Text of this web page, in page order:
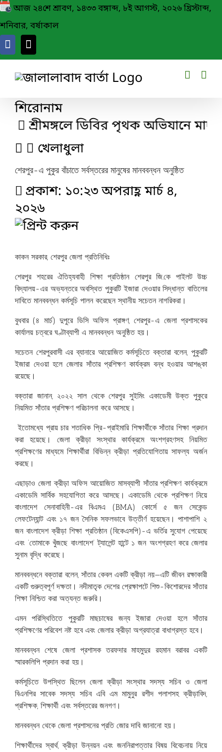
Skip
to
content
আজ ২৪শে শ্রাবণ, ১৪৩৩ বঙ্গাব্দ, ৮ই আগস্ট, ২০২৬ খ্রিস্টাব্দ,
শনিবার, বর্ষাকাল
শিরোনাম
শ্রীমঙ্গলে ডিবির পৃথক অভিযানে
খেলাধুলা
‎শেরপুর-এ পুকুর বাঁচাতে সর্বস্তরের মানুষের মানববন্ধন অনুষ্ঠিত
প্রকাশ: ১০:২৩ অপরাহ্ণ মার্চ ৪,
২০২৬
কাকন সরকার, শেরপুর জেলা প্রতিনিধিঃ
‎শেরপুর শহরের ঐতিহ্যবাহী শিক্ষা প্রতিষ্ঠান শেরপুর জি.কে পাইলট উচ্চ
বিদ্যালয়-এর অভ্যন্তরে অবস্থিত পুকুরটি ইজারা দেওয়ার সিদ্ধান্ত বাতিলের
দাবিতে মানববন্ধন কর্মসূচি পালন করেছেন স্থানীয় সচেতন নাগরিকরা।
‎বুধবার (৪ মার্চ) দুপুরে ডিসি অফিস প্রাঙ্গণ, শেরপুর-এ জেলা প্রশাসকের
কার্যালয় চত্বরে ঘণ্টাব্যাপী এ মানববন্ধন অনুষ্ঠিত হয়।
‎সচেতন শেরপুরবাসী এর ব্যানারে আয়োজিত কর্মসূচিতে বক্তারা বলেন, পুকুরটি
ইজারা দেওয়া হলে জেলার সাঁতার প্রশিক্ষণ কার্যক্রম বন্ধ হওয়ার আশঙ্কা
রয়েছে।
‎বক্তারা জানান, ২০২২ সাল থেকে শেরপুর সুইমিং একাডেমী উক্ত পুকুরে
নিয়মিত সাঁতার প্রশিক্ষণ পরিচালনা করে আসছে।
‎ ইতোমধ্যে প্রায় চার শতাধিক প্রি-প্রাইমারি শিক্ষার্থীকে সাঁতার শিক্ষা প্রদান
করা হয়েছে। জেলা ক্রীড়া সংস্থার কার্যক্রমে অংশগ্রহণসহ নিয়মিত
প্রশিক্ষণের মাধ্যমে শিক্ষার্থীরা বিভিন্ন ক্রীড়া প্রতিযোগিতায় সাফল্য অর্জন
করছে।
‎এছাড়াও জেলা ক্রীড়া অফিস আয়োজিত মাসব্যাপী সাঁতার প্রশিক্ষণ কার্যক্রমে
একাডেমি সার্বিক সহযোগিতা করে আসছে। একাডেমি থেকে প্রশিক্ষণ নিয়ে
বাংলাদেশ সেনাবাহিনী-এর বিএমএ (BMA) কোর্সে ৫ জন সেকেন্ড
লেফটেন্যান্ট এবং ১৭ জন সৈনিক সফলভাবে উত্তীর্ণ হয়েছেন। পাশাপাশি ২
জন বাংলাদেশ ক্রীড়া শিক্ষা প্রতিষ্ঠান (বিকেএসপি)-এ ভর্তির সুযোগ পেয়েছে
এবং ‘তোমাকে খুঁজছে বাংলাদেশ’ ট্যালেন্ট হান্টে ১ জন অংশগ্রহণ করে জেলার
সুনাম বৃদ্ধি করেছে।
‎মানববন্ধনে বক্তারা বলেন, সাঁতার কেবল একটি ক্রীড়া নয়—এটি জীবন রক্ষাকারী
একটি গুরুত্বপূর্ণ দক্ষতা। নদীমাতৃক দেশের প্রেক্ষাপটে শিশু-কিশোরদের সাঁতার
শিক্ষা নিশ্চিত করা অত্যন্ত জরুরি।
‎এমন পরিস্থিতিতে পুকুরটি মাছচাষের জন্য ইজারা দেওয়া হলে সাঁতার
প্রশিক্ষণের পরিবেশ নষ্ট হবে এবং জেলার ক্রীড়া অগ্রযাত্রা বাধাগ্রস্ত হবে।
‎মানববন্ধন শেষে জেলা প্রশাসক তরফদার মাহমুদুর রহমান বরাবর একটি
স্মারকলিপি প্রদান করা হয়।
‎কর্মসূচিতে উপস্থিত ছিলেন জেলা ক্রীড়া সংস্থার সদস্য সচিব ও জেলা
বিএনপির সাবেক সদস্য সচিব এবি এম মামুনুর রশীদ পলাশসহ ক্রীড়াবিদ,
প্রশিক্ষক, শিক্ষার্থী এবং সর্বস্তরের জনগণ।
‎মানববন্ধন থেকে জেলা প্রশাসনের প্রতি জোর দাবি জানানো হয়।
‎শিক্ষার্থীদের স্বার্থ, ক্রীড়া উন্নয়ন এবং জননিরাপত্তার বিষয় বিবেচনায় নিয়ে